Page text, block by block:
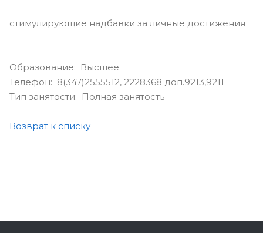
стимулирующие надбавки за личные достижения
Образование: Высшее
Телефон: 8(347)2555512, 2228368 доп.9213,9211
Тип занятости: Полная занятость
Возврат к списку